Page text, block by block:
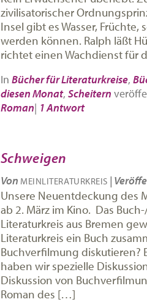
zivilisatorischer
Insel gibt es Wasser,
werden können. Ralph läßt
richtet einen Wachdienst für
In Bücher für Literaturkreise,
diesen Monat, Scheitern
Roman| 1 Antwort
Schweigen
Von MEINLITERATURKREIS |
Unsere Neuentdeckung des
ab 2. März im Kino. Das
Literaturkreis aus Bremen
Literaturkreis ein Buch
Buchverfilmung diskutieren?
haben wir spezielle
Diskussion von
Roman des […]